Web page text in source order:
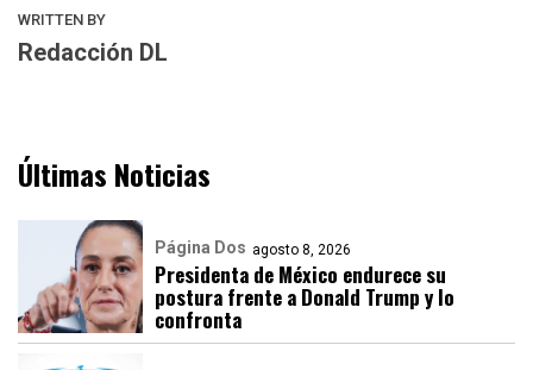
WRITTEN BY
Redacción DL
Últimas Noticias
Página Dos agosto 8, 2026
Presidenta de México endurece su
postura frente a Donald Trump y lo
confronta